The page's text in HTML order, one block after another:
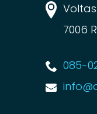
7006
085-